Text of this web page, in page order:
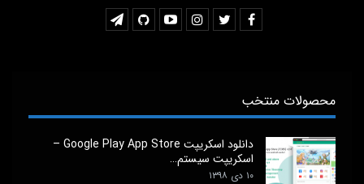
محصولات منتخب
دانلود اسکریپت Google Play App Store –
اسکریپت سیستم…
۱۰ دی ۱۳۹۸